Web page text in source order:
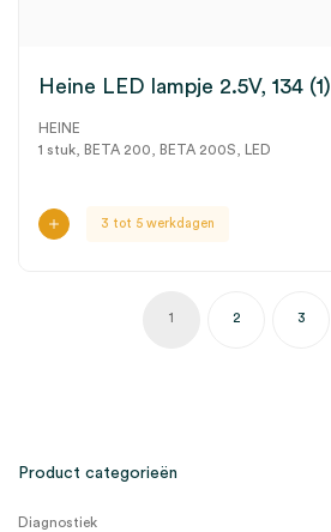
Heine LED lampje 2.5V, 134 (1)
HEINE
1 stuk, BETA 200, BETA 200S, LED
3 tot 5 werkdagen
1 2 3
Product categorieën
Diagnostiek